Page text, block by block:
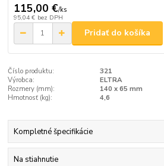
115,00 €/ks
95,04 € bez DPH
Pridať do košíka
Číslo produktu:
321
Výrobca:
ELTRA
Rozmery (mm):
140 x 65 mm
Hmotnosť (kg):
4,6
Kompletné špecifikácie
Na stiahnutie